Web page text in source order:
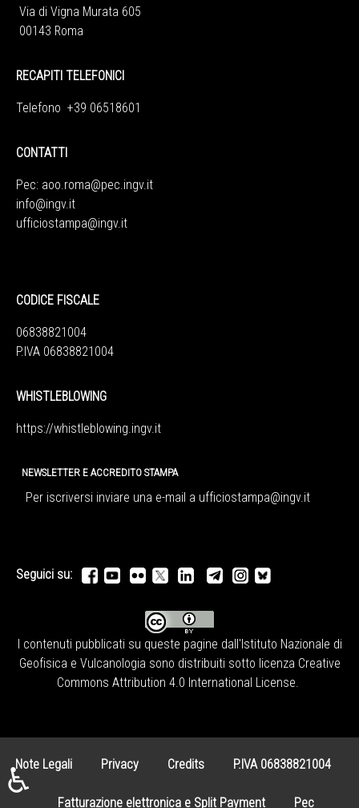
Via di Vigna Murata 605
00143 Roma
RECAPITI TELEFONICI
Telefono +39 06518601
CONTATTI
Pec: aoo.roma@pec.ingv.it
info@ingv.it
ufficiostampa@ingv.it
CODICE FISCALE
06838821004
P.IVA 06838821004
WHISTLEBLOWING
https://whistleblowing.ingv.it
NEWSLETTER E ACCREDITO STAMPA
Per iscriversi inviare una e-mail a ufficiostampa@ingv.it
Seguici su:
I contenuti pubblicati su queste pagine dall' Istituto Nazionale di
Geofisica e Vulcanologia sono distribuiti sotto licenza Creative
Commons Attribution 4.0 International License.
Note Legali Privacy Credits P.IVA 06838821004
Fatturazione elettronica e Split Payment Pec